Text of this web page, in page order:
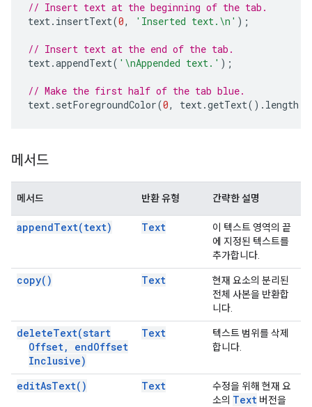
// Insert text at the beginning of the tab.
text. insertText(0, 'Inserted text.\n' );
// Insert text at the end of the tab.
text.appendText( '\nAppended text.' );
// Make the first half of the tab blue.
text. setForegroundColor(0, text.getText(). length
메서드
메서드 반환 유형 간략한 설명
appendText(text) Text
이 텍스트 영역의 끝
에 지정된 텍스트를
추가합니다.
copy( ) Text
현재 요소의 분리된
전체 사본을 반환합
니다.
deleteText(start
Offset, endOffset
Inclusive)
Text
텍스트 범위를 삭제
합니다.
editAsText( ) Text
수정을 위해 현재 요
소의 Text 버전을